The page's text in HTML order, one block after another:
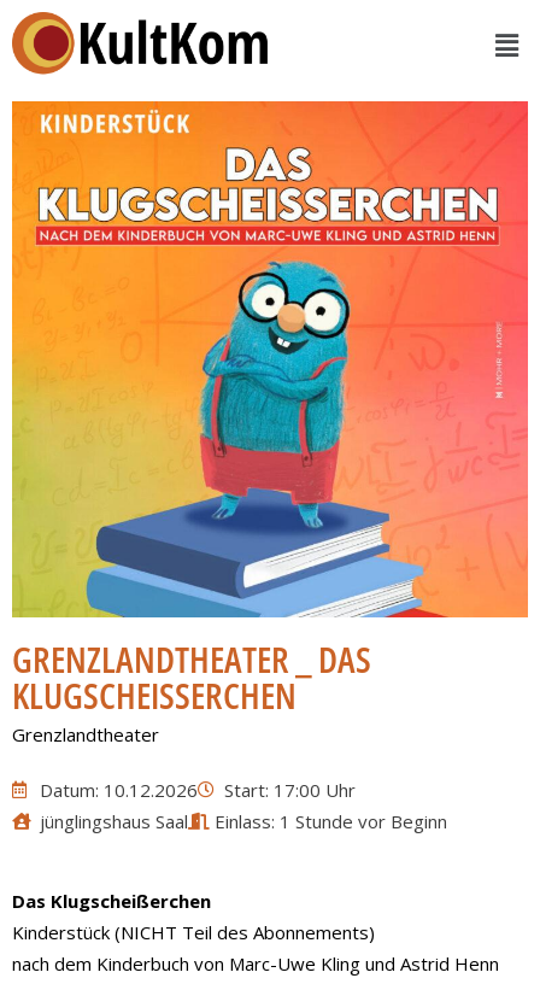
GRENZLANDTHEATER _ DAS
KLUGSCHEISSERCHEN
Grenzlandtheater
Datum: 10.12.2026
Start: 17:00 Uhr
jünglingshaus Saal
Einlass: 1 Stunde vor Beginn
Das Klugscheißerchen
Kinderstück (NICHT Teil des Abonnements)
nach dem Kinderbuch von Marc-Uwe Kling und Astrid Henn